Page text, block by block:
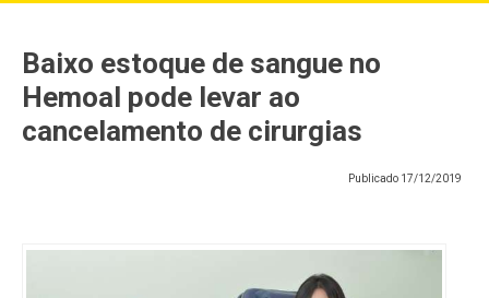
Baixo estoque de sangue no
Hemoal pode levar ao
cancelamento de cirurgias
Publicado 17/12/2019